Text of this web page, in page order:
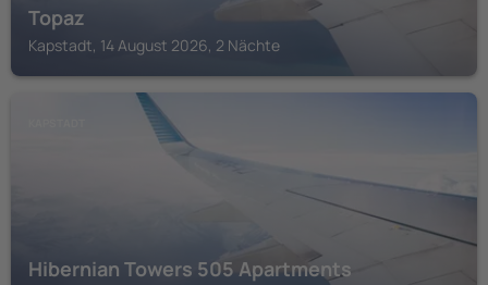
Topaz
Kapstadt, 14 August 2026, 2 Nächte
Hibernian Towers 505 Apartments